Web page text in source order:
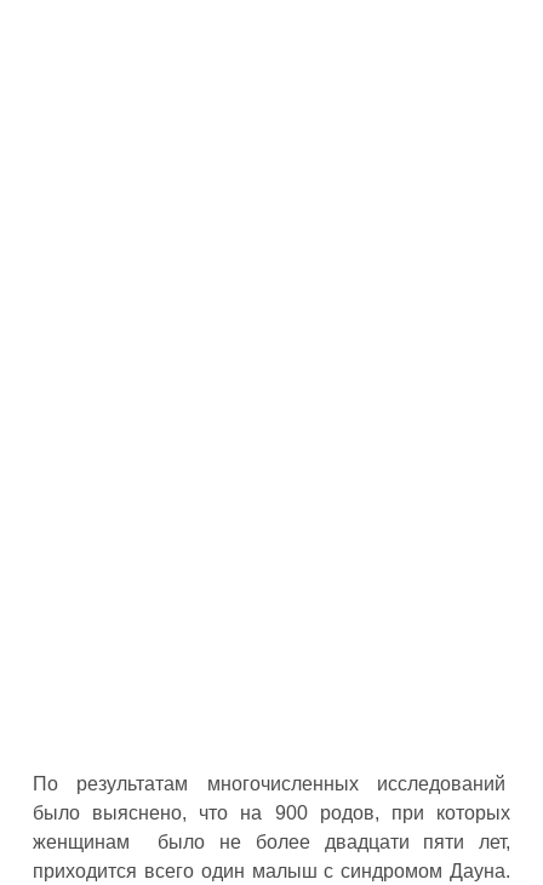
По результатам многочисленных исследований
было выяснено, что на 900 родов, при которых
женщинам было не более двадцати пяти лет,
приходится всего один малыш с синдромом Дауна.